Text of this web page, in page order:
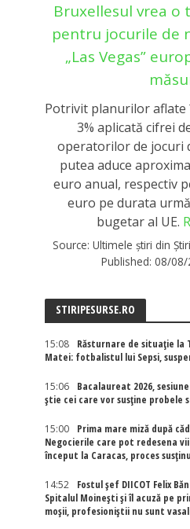
Bruxellesul vrea o
pentru jocurile de
„Las Vegas”
Potrivit planurilor aflate
3% aplicată cifrei
operatorilor de jocuri
putea aduce
euro anual, respectiv
euro pe durata
bugetar al UE.
Source: Ultimele știri din
Published: 08/08/
STIRIPESURSE.RO
15:08
Răsturnare de situație la
Matei: fotbalistul lui Sepsi,
15:06
Bacalaureat 2026,
știe cei care vor susține probele
15:00
Prima mare miză după
Negocierile care pot redesena
început la Caracas, proces
14:52
Fostul șef DIICOT Felix
Spitalul Moinești și îl acuză pe
moșii, profesioniștii nu sunt